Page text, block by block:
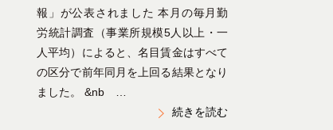
報」が公表されました 本月の毎月勤
労統計調査（事業所規模5人以上・一
人平均）によると、名目賃金はすべて
の区分で前年同月を上回る結果となり
ました。 &nb …
続きを読む